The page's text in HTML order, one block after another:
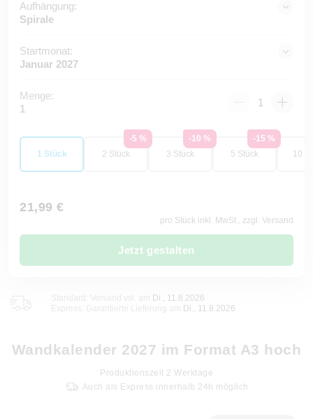
Aufhängung:
Spirale
Startmonat:
Januar 2027
Menge:
1
1 Stück
-5 %
2 Stück
-10 %
3 Stück
-15 %
5 Stück
10
21,99 €
pro Stück inkl. MwSt., zzgl. Versand
Jetzt gestalten
Di., 11.8.2026
Express: Garantierte Lieferung am
Di., 11.8.2026
Wandkalender 2027 im Format A3 hoch
Produktionszeit 2 Werktage
Auch als Express innerhalb 24h möglich